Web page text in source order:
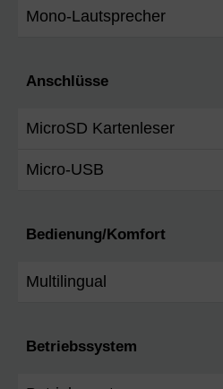
Mono-Lautsprecher
Anschlüsse
MicroSD Kartenleser
Micro-USB
Bedienung/Komfort
Multilingual
Betriebssystem